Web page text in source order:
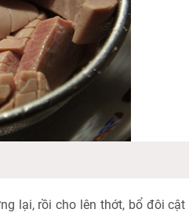
lại, rồi cho lên thớt, bổ đôi cật